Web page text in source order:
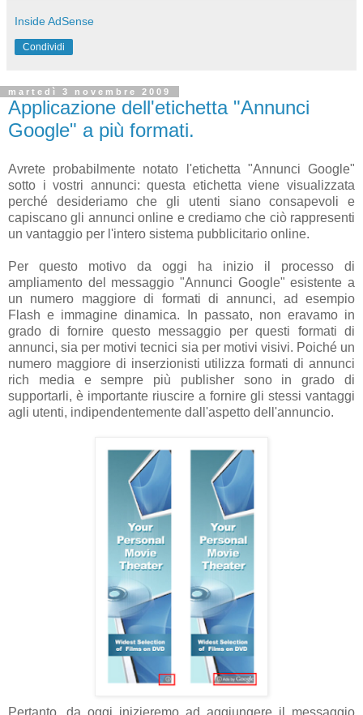
Inside AdSense
Condividi
martedì 3 novembre 2009
Applicazione dell'etichetta "Annunci
Google" a più formati.
Avrete probabilmente notato l'etichetta "Annunci Google"
sotto i vostri annunci: questa etichetta viene visualizzata
perché desideriamo che gli utenti siano consapevoli e
capiscano gli annunci online e crediamo che ciò rappresenti
un vantaggio per l'intero sistema pubblicitario online.
Per questo motivo da oggi ha inizio il processo di
ampliamento del messaggio "Annunci Google" esistente a
un numero maggiore di formati di annunci, ad esempio
Flash e immagine dinamica. In passato, non eravamo in
grado di fornire questo messaggio per questi formati di
annunci, sia per motivi tecnici sia per motivi visivi. Poiché un
numero maggiore di inserzionisti utilizza formati di annunci
rich media e sempre più publisher sono in grado di
supportarli, è importante riuscire a fornire gli stessi vantaggi
agli utenti, indipendentemente dall'aspetto dell'annuncio.
Pertanto, da oggi inizieremo ad aggiungere il messaggio